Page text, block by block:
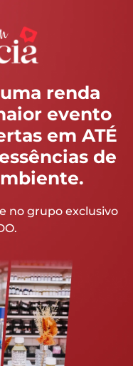
renda
evento
em ATÉ
de
no grupo exclusivo